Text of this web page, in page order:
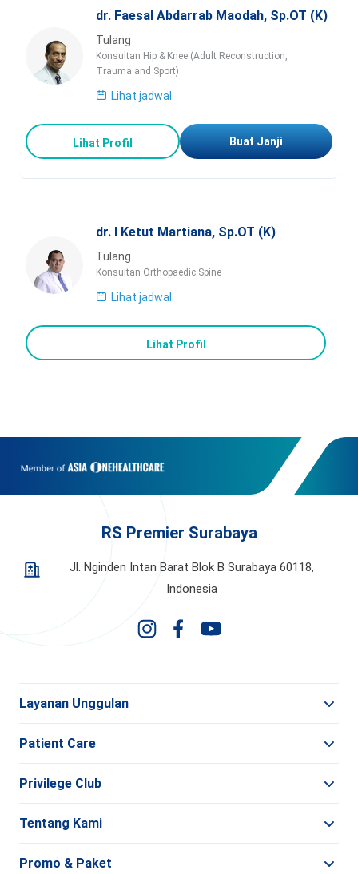
dr. Faesal Abdarrab Maodah, Sp.OT (K)
Tulang
Konsultan Hip & Knee (Adult Reconstruction,
Trauma and Sport)
Lihat jadwal
Lihat Profil Buat Janji
dr. I Ketut Martiana, Sp.OT (K)
Tulang
Konsultan Orthopaedic Spine
Lihat jadwal
Lihat Profil
RS Premier Surabaya
Jl. Nginden Intan Barat Blok B Surabaya 60118,
Indonesia
Layanan Unggulan
Patient Care
Privilege Club
Tentang Kami
Promo & Paket